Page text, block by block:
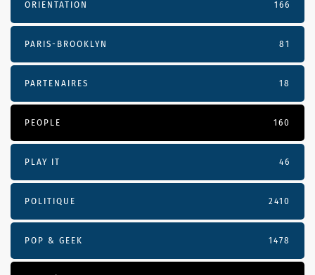
ORIENTATION 166
PARIS-BROOKLYN 81
PARTENAIRES 18
PEOPLE 160
PLAY IT 46
POLITIQUE 2410
POP & GEEK 1478